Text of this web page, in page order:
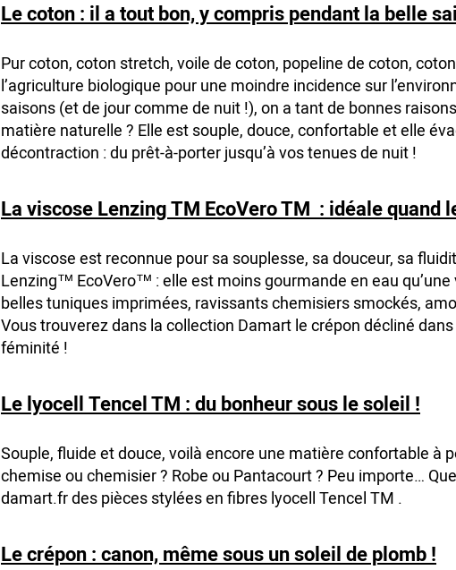
Le coton : il a tout bon, y compris pendant la belle
Pur coton, coton stretch, voile de coton, popeline de coton,
l’agriculture biologique pour une moindre incidence sur
saisons (et de jour comme de nuit !), on a tant de bonnes
matière naturelle ? Elle est souple, douce, confortable et elle
décontraction : du prêt-à-porter jusqu’à vos tenues de nuit !
La viscose Lenzing TM EcoVero TM : idéale quand
La viscose est reconnue pour sa souplesse, sa douceur, sa
Lenzing™ EcoVero™ : elle est moins gourmande en eau
belles tuniques imprimées, ravissants chemisiers smockés,
Vous trouverez dans la collection Damart le crépon décliné
féminité !
Le lyocell Tencel TM : du bonheur sous le soleil !
Souple, fluide et douce, voilà encore une matière confortable à
chemise ou chemisier ? Robe ou Pantacourt ? Peu importe…
damart.fr des pièces stylées en fibres lyocell Tencel TM .
Le crépon : canon, même sous un soleil de plomb !